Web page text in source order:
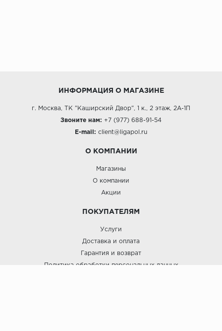
ИНФОРМАЦИЯ О МАГАЗИНЕ
г. Москва, ТК "Каширский Двор", 1 к., 2 этаж, 2А-1П
Звоните нам: +7 (977) 688-91-54
E-mail: client@ligapol.ru
О КОМПАНИИ
Магазины
О компании
Акции
ПОКУПАТЕЛЯМ
Услуги
Доставка и оплата
Гарантия и возврат
Политика обработки персональных данных